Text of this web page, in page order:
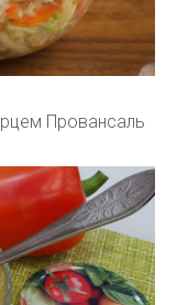
Провансаль